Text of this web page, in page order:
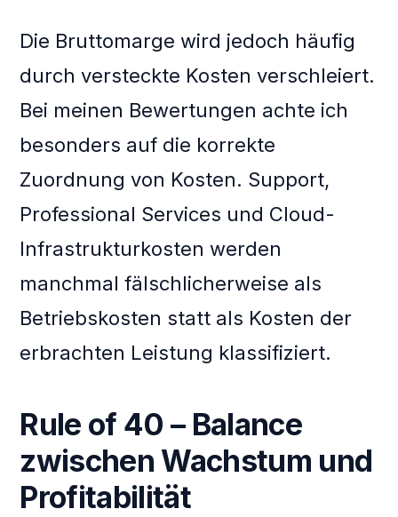
Die Bruttomarge wird jedoch häufig
durch versteckte Kosten verschleiert.
Bei meinen Bewertungen achte ich
besonders auf die korrekte
Zuordnung von Kosten. Support,
Professional Services und Cloud-
Infrastrukturkosten werden
manchmal fälschlicherweise als
Betriebskosten statt als Kosten der
erbrachten Leistung klassifiziert.
Rule of 40 – Balance
zwischen Wachstum und
Profitabilität